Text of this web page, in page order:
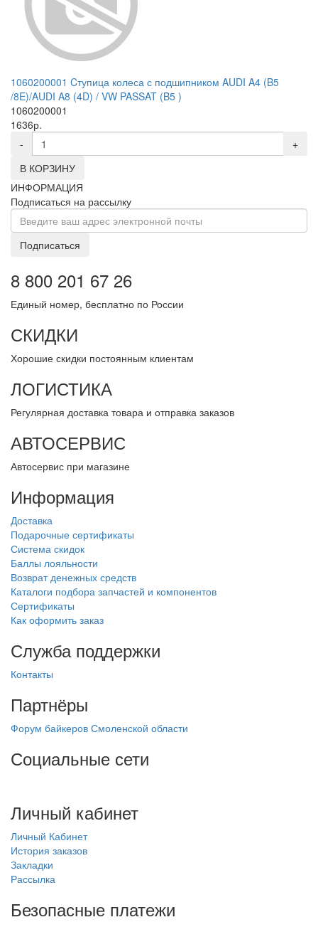
1060200001 Cтупица колеса с подшипником AUDI A4 (B5
/8E)/AUDI A8 (4D) / VW PASSAT (B5 )
1060200001
1636р.
-
+
В КОРЗИНУ
ИНФОРМАЦИЯ
Подписаться на рассылку
Подписаться
8 800 201 67 26
Единый номер, бесплатно по России
СКИДКИ
Хорошие скидки постоянным клиентам
ЛОГИСТИКА
Регулярная доставка товара и отправка заказов
АВТОСЕРВИС
Автосервис при магазине
Информация
Доставка
Подарочные сертификаты
Система скидок
Баллы лояльности
Возврат денежных средств
Каталоги подбора запчастей и компонентов
Сертификаты
Как оформить заказ
Служба поддержки
Контакты
Партнёры
Форум байкеров Смоленской области
Социальные сети
Личный кабинет
Личный Кабинет
История заказов
Закладки
Рассылка
Безопасные платежи